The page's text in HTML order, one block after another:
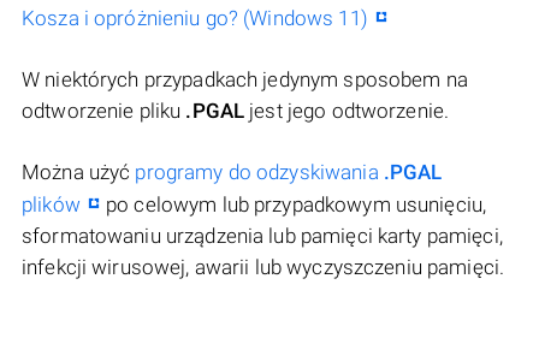
Kosza i opróżnieniu go? (Windows 11)
W niektórych przypadkach jedynym sposobem na
odtworzenie pliku .PGAL jest jego odtworzenie.
Można użyć programy do odzyskiwania .PGAL
plików
po celowym lub przypadkowym usunięciu,
sformatowaniu urządzenia lub pamięci karty pamięci,
infekcji wirusowej, awarii lub wyczyszczeniu pamięci.